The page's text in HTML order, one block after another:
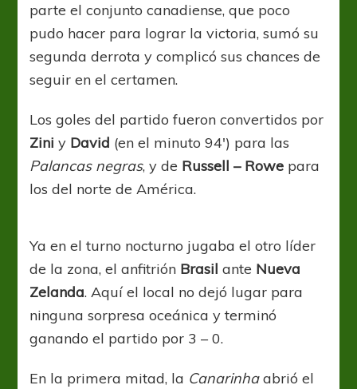
parte el conjunto canadiense, que poco
pudo hacer para lograr la victoria, sumó su
segunda derrota y complicó sus chances de
seguir en el certamen.
Los goles del partido fueron convertidos por
Zini y David (en el minuto 94′) para las
Palancas negras, y de Russell – Rowe para
los del norte de América.
Ya en el turno nocturno jugaba el otro líder
de la zona, el anfitrión Brasil ante Nueva
Zelanda. Aquí el local no dejó lugar para
ninguna sorpresa oceánica y terminó
ganando el partido por 3 – 0.
En la primera mitad, la Canarinhaabrió el